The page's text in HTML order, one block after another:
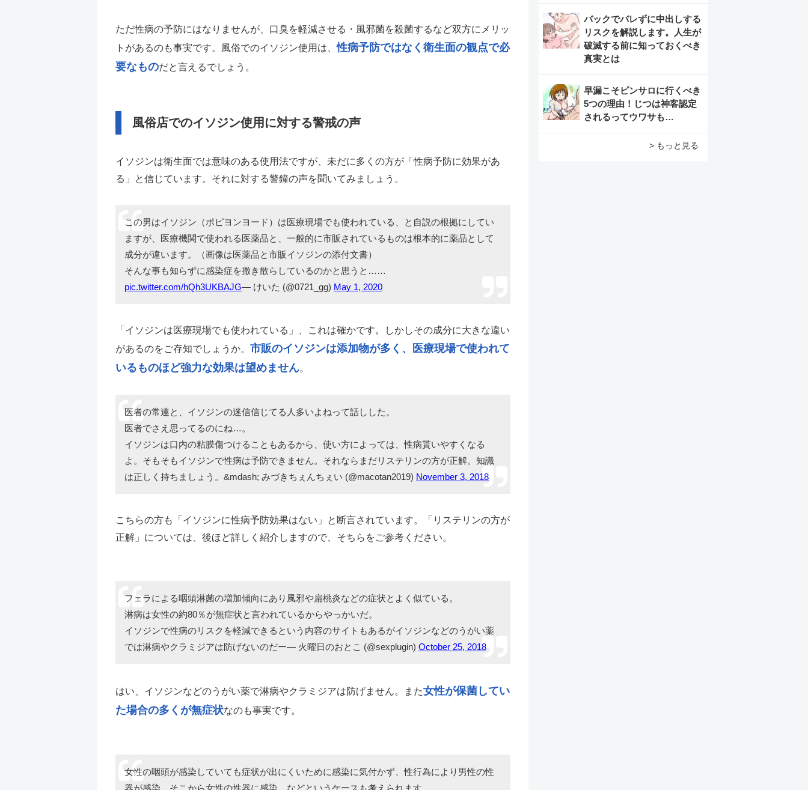
ただ性病の予防にはなりませんが、口臭を軽減させる・風邪菌を殺菌するなど双方にメリッ
トがあるのも事実です。風俗でのイソジン使用は、性病予防ではなく衛生面の観点で必
要なものだと言えるでしょう。
風俗店でのイソジン使用に対する警戒の声
イソジンは衛生面では意味のある使用法ですが、未だに多くの方が「性病予防に効果があ
る」と信じています。それに対する警鐘の声を聞いてみましょう。
この男はイソジン（ポピヨンヨード）は医療現場でも使われている、と自説の根拠にしてい
ますが、医療機関で使われる医薬品と、一般的に市販されているものは根本的に薬品として
成分が違います。（画像は医薬品と市販イソジンの添付文書）
そんな事も知らずに感染症を撒き散らしているのかと思うと……
pic.twitter.com/hQh3UKBAJG— けいた (@0721_gg) May 1, 2020
「イソジンは医療現場でも使われている」、これは確かです。しかしその成分に大きな違い
があるのをご存知でしょうか。 市販のイソジンは添加物が多く、医療現場で使われて
いるものほど強力な効果は望めません。
医者の常連と、イソジンの迷信信じてる人多いよねって話しした。
医者でさえ思ってるのにね…。
イソジンは口内の粘膜傷つけることもあるから、使い方によっては、性病貰いやすくなる
よ。そもそもイソジンで性病は予防できません。それならまだリステリンの方が正解。知識
は正しく持ちましょう。&mdash; みづきちぇんちぇい (@macotan2019) November 3, 2018
こちらの方も「イソジンに性病予防効果はない」と断言されています。「リステリンの方が
正解」については、後ほど詳しく紹介しますので、そちらをご参考ください。
フェラによる咽頭淋菌の増加傾向にあり風邪や扁桃炎などの症状とよく似ている。
淋病は女性の約80％が無症状と言われているからやっかいだ。
イソジンで性病のリスクを軽減できるという内容のサイトもあるがイソジンなどのうがい薬
では淋病やクラミジアは防げないのだー— 火曜日のおとこ (@sexplugin) October 25, 2018
はい、イソジンなどのうがい薬で淋病やクラミジアは防げません。また女性が保菌してい
た場合の多くが無症状なのも事実です。
女性の咽頭が感染していても症状が出にくいために感染に気付かず、性行為により男性の性
器が感染、そこから女性の性器に感染、などというケースも考えられます。
バックでバレずに中出しする
リスクを解説します。人生が
破滅する前に知っておくべき
真実とは
早漏こそピンサロに行くべき
5つの理由！じつは神客認定
されるってウワサも…
> もっと見る